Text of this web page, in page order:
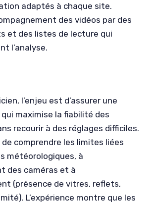
adaptés à chaque site.
des vidéos par des
et des listes de lecture qui
l’analyse.
l’enjeu est d’assurer une
maximise la fiabilité des
recourir à des réglages difficiles.
de comprendre les limites liées
météorologiques, à
des caméras et à
(présence de vitres, reflets,
L’expérience montre que les